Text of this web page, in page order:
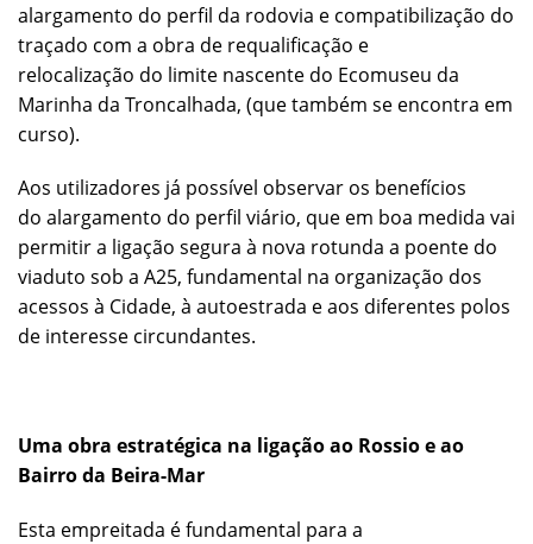
alargamento do perfil da rodovia e compatibilização do
traçado com a obra de requalificação e
relocalização do limite nascente do Ecomuseu da
Marinha da Troncalhada, (que também se encontra em
curso).
Aos utilizadores já possível observar os benefícios
do alargamento do perfil viário, que em boa medida vai
permitir a ligação segura à nova rotunda a poente do
viaduto sob a A25, fundamental na organização dos
acessos à Cidade, à autoestrada e aos diferentes polos
de interesse circundantes.
Uma obra estratégica na ligação ao Rossio e ao
Bairro da Beira-Mar
Esta empreitada é fundamental para a